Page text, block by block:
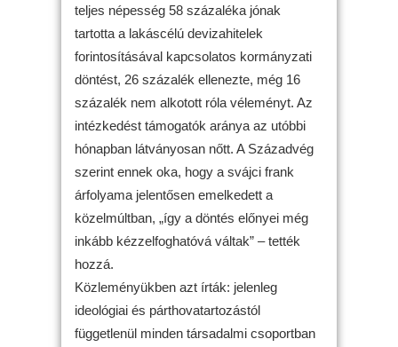
teljes népesség 58 százaléka jónak
tartotta a lakáscélú devizahitelek
forintosításával kapcsolatos kormányzati
döntést, 26 százalék ellenezte, még 16
százalék nem alkotott róla véleményt. Az
intézkedést támogatók aránya az utóbbi
hónapban látványosan nőtt. A Századvég
szerint ennek oka, hogy a svájci frank
árfolyama jelentősen emelkedett a
közelmúltban, „így a döntés előnyei még
inkább kézzelfoghatóvá váltak” – tették
hozzá.
Közleményükben azt írták: jelenleg
ideológiai és párthovatartozástól
függetlenül minden társadalmi csoportban